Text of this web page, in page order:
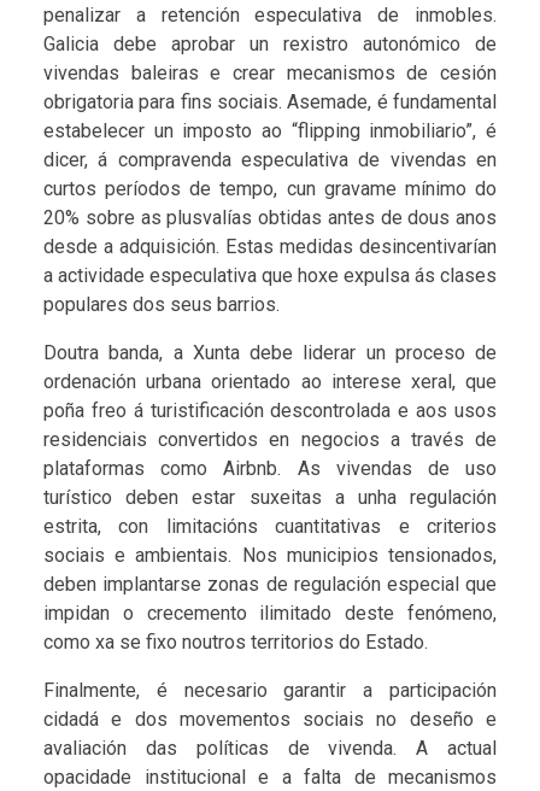
penalizar a retención especulativa de inmobles.
Galicia debe aprobar un rexistro autonómico de
vivendas baleiras e crear mecanismos de cesión
obrigatoria para fins sociais. Asemade, é fundamental
estabelecer un imposto ao “flipping inmobiliario”, é
dicer, á compravenda especulativa de vivendas en
curtos períodos de tempo, cun gravame mínimo do
20% sobre as plusvalías obtidas antes de dous anos
desde a adquisición. Estas medidas desincentivarían
a actividade especulativa que hoxe expulsa ás clases
populares dos seus barrios.
Doutra banda, a Xunta debe liderar un proceso de
ordenación urbana orientado ao interese xeral, que
poña freo á turistificación descontrolada e aos usos
residenciais convertidos en negocios a través de
plataformas como Airbnb. As vivendas de uso
turístico deben estar suxeitas a unha regulación
estrita, con limitacións cuantitativas e criterios
sociais e ambientais. Nos municipios tensionados,
deben implantarse zonas de regulación especial que
impidan o crecemento ilimitado deste fenómeno,
como xa se fixo noutros territorios do Estado.
Finalmente, é necesario garantir a participación
cidadá e dos movementos sociais no deseño e
avaliación das políticas de vivenda. A actual
opacidade institucional e a falta de mecanismos